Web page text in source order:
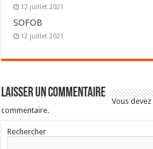
12 juillet 2021
SOFOB
12 juillet 2021
Laisser un commentaire
Vous devez
commentaire.
Rechercher